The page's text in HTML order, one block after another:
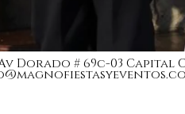
Dorado # 69c-03 Capital